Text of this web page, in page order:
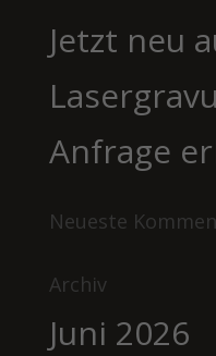
Jetzt neu
Anfrage
Neueste
Archiv
Juni 2026